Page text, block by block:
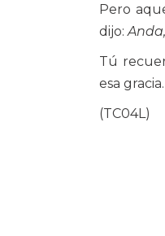
Pero
dijo:
Tú
esa gracia.
(TC04L)